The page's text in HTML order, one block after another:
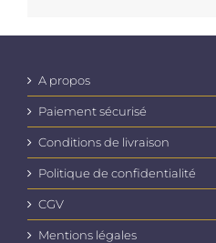
A propos
Paiement sécurisé
Conditions de livraison
Politique de confidentialité
CGV
Mentions légales